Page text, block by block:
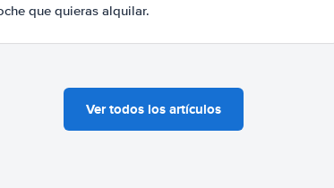
que quieras alquilar.
Ver todos los artículos